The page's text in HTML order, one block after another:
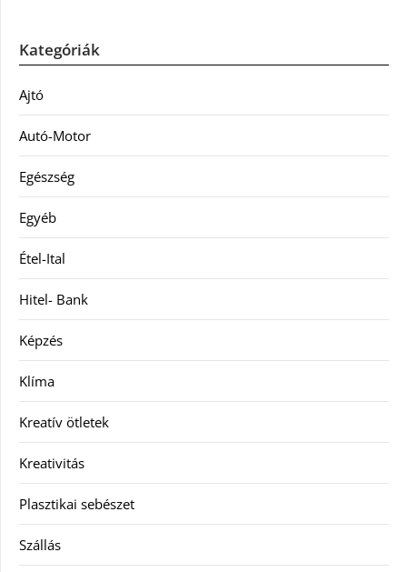
Kategóriák
Ajtó
Autó-Motor
Egészség
Egyéb
Étel-Ital
Hitel- Bank
Képzés
Klíma
Kreatív ötletek
Kreativitás
Plasztikai sebészet
Szállás